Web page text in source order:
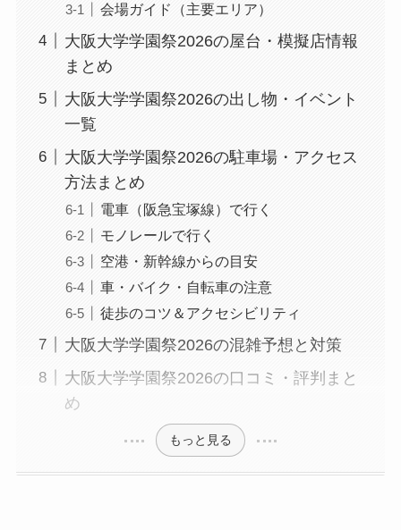
会場ガイド（主要エリア）
大阪大学学園祭2026の屋台・模擬店情報
まとめ
大阪大学学園祭2026の出し物・イベント
一覧
大阪大学学園祭2026の駐車場・アクセス
方法まとめ
電車（阪急宝塚線）で行く
モノレールで行く
空港・新幹線からの目安
車・バイク・自転車の注意
徒歩のコツ＆アクセシビリティ
大阪大学学園祭2026の混雑予想と対策
大阪大学学園祭2026の口コミ・評判まと
め
もっと見る